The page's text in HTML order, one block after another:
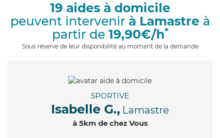
i
19 aides à domicile
peuvent intervenir à Lamastre à
partir de 19,90€/h*
Sous réserve de leur disponibilité au moment de la demande
SPORTIVE
Isabelle G., Lamastre
à 5km de chez Vous